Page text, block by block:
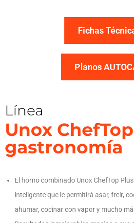
Fichas
Planos
Línea
Unox
gastronomía
El horno combinado Unox ChefTop
inteligente que le permitirá asar, freír,
ahumar, cocinar con vapor y mucho